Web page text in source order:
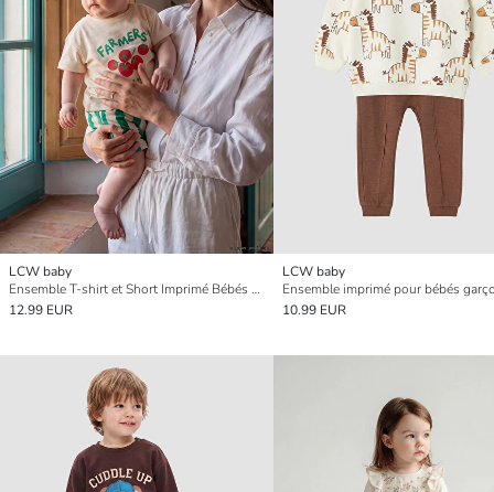
LCW baby
Ensemble T-shirt et Short Imprimé Bébés Garçons
12.99 EUR
LCW baby
Ensemble imprimé pour bébés
10.99 EUR